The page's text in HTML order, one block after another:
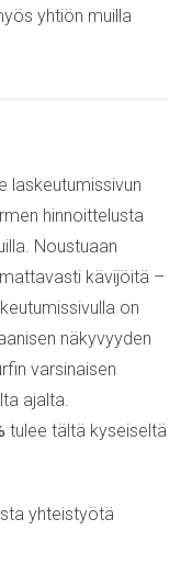
yhtiön muilla
laskeutumissivun
hinnoittelusta
Noustuaan
kävijöitä –
on
näkyvyyden
varsinaisen
ajalta.
tulee tältä kyseiseltä
yhteistyötä